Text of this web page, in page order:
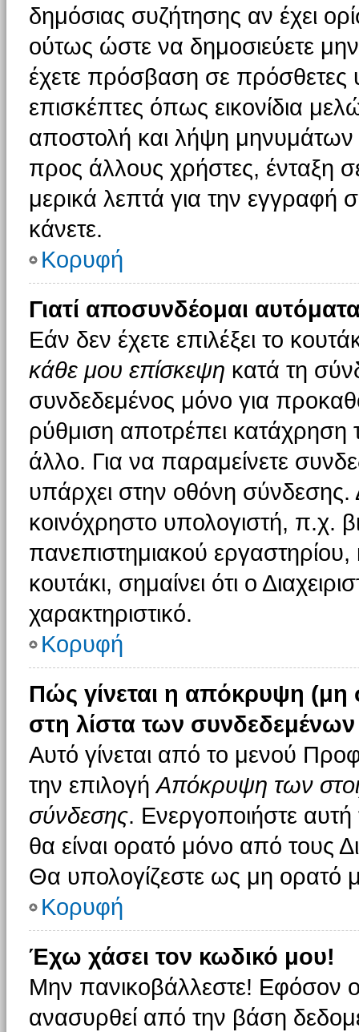
δημόσιας συζήτησης αν έχει
ούτως ώστε να δημοσιεύετε
έχετε πρόσβαση σε πρόσθετες
επισκέπτες όπως εικονίδια
αποστολή και λήψη μηνυμάτων
προς άλλους χρήστες, ένταξη
μερικά λεπτά για την
κάνετε.
Κορυφή
Γιατί αποσυνδέομαι
Εάν δεν έχετε επιλέξει το
κάθε μου επίσκεψη κατά τη
συνδεδεμένος μόνο για
ρύθμιση αποτρέπει
άλλο. Για να παραμείνετε
υπάρχει στην οθόνη σύνδεσης.
κοινόχρηστο υπολογιστή, π.χ.
πανεπιστημιακού
κουτάκι, σημαίνει ότι ο
χαρακτηριστικό.
Κορυφή
Πώς γίνεται η απόκρυψη
στη λίστα των
Αυτό γίνεται από το μενού
την επιλογήΑπόκρυψη των
σύνδεσης. Ενεργοποιήστε
θα είναι ορατό μόνο από τους
Θα υπολογίζεστε ως μη ορατό
Κορυφή
Έχω χάσει τον κωδικό μου!
Μην πανικοβάλλεστε! Εφόσον
ανασυρθεί από την βάση